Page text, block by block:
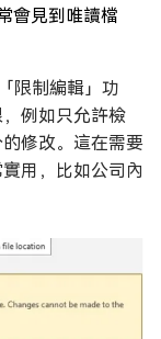
會見到唯讀檔
限制編輯」功
例如只允許檢
修改。這在需要
用，比如公司內